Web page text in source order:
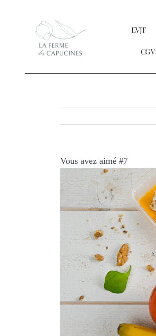
EVJF
CGV
Vous avez aimé #7
Voir
l'image
agrandie